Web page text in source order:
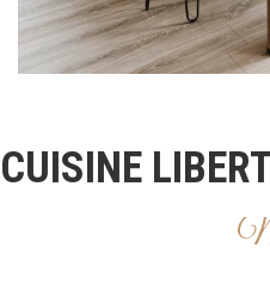
CUISINE